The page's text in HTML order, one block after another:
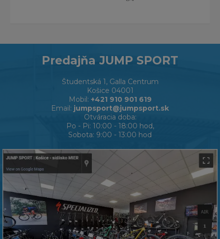
Predajňa JUMP SPORT
Študentská 1, Galla Centrum
Košice 04001
Mobil: +421 910 901 619
Email: jumpsport@jumpsport.sk
Otváracia doba:
Po - Pi: 10:00 - 18:00 hod,
Sobota: 9:00 - 13:00 hod